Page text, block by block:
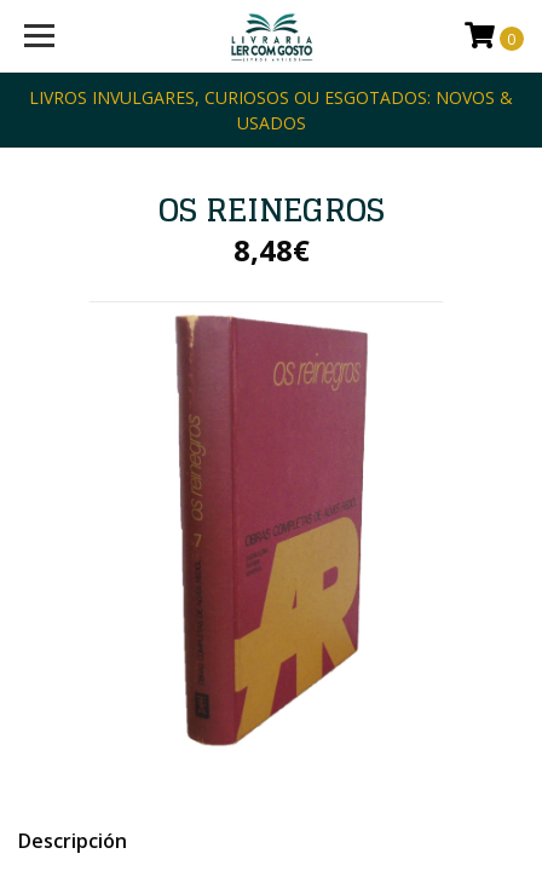
LIVROS INVULGARES, CURIOSOS OU ESGOTADOS: NOVOS &
USADOS
0
OS REINEGROS
8,48€
Descripción